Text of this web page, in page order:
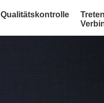
Qualitätskontrolle